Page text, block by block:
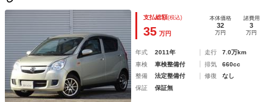
支払総額(税込)
35 万円
本体価格
32
万円
諸費用
3
万円
年式 2011年 走行
7.0万km
車検
車検整備付 排気
660cc
整備
法定整備付 修復
なし
保証
保証無